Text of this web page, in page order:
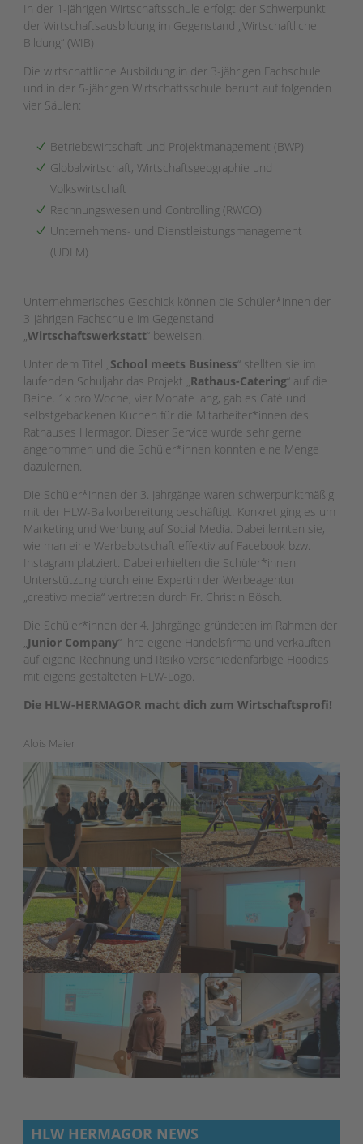
In der 1-jährigen Wirtschaftsschule erfolgt der Schwerpunkt
der Wirtschaftsausbildung im Gegenstand „Wirtschaftliche
Bildung“ (WIB)
Die wirtschaftliche Ausbildung in der 3-jährigen Fachschule
und in der 5-jährigen Wirtschaftsschule beruht auf folgenden
vier Säulen:
Betriebswirtschaft und Projektmanagement (BWP)
Globalwirtschaft, Wirtschaftsgeographie und
Volkswirtschaft
Rechnungswesen und Controlling (RWCO)
Unternehmens- und Dienstleistungsmanagement
(UDLM)
Unternehmerisches Geschick können die Schüler*innen der
3-jährigen Fachschule im Gegenstand
„Wirtschaftswerkstatt“ beweisen.
Unter dem Titel „School meets Business“ stellten sie im
laufenden Schuljahr das Projekt „Rathaus-Catering“ auf die
Beine. 1x pro Woche, vier Monate lang, gab es Café und
selbstgebackenen Kuchen für die Mitarbeiter*innen des
Rathauses Hermagor. Dieser Service wurde sehr gerne
angenommen und die Schüler*innen konnten eine Menge
dazulernen.
Die Schüler*innen der 3. Jahrgänge waren schwerpunktmäßig
mit der HLW-Ballvorbereitung beschäftigt. Konkret ging es um
Marketing und Werbung auf Social Media. Dabei lernten sie,
wie man eine Werbebotschaft effektiv auf Facebook bzw.
Instagram platziert. Dabei erhielten die Schüler*innen
Unterstützung durch eine Expertin der Werbeagentur
„creativo media“ vertreten durch Fr. Christin Bösch.
Die Schüler*innen der 4. Jahrgänge gründeten im Rahmen der
„Junior Company“ ihre eigene Handelsfirma und verkauften
auf eigene Rechnung und Risiko verschiedenfärbige Hoodies
mit eigens gestalteten HLW-Logo.
Die HLW-HERMAGOR macht dich zum Wirtschaftsprofi!
Alois Maier
HLW HERMAGOR NEWS